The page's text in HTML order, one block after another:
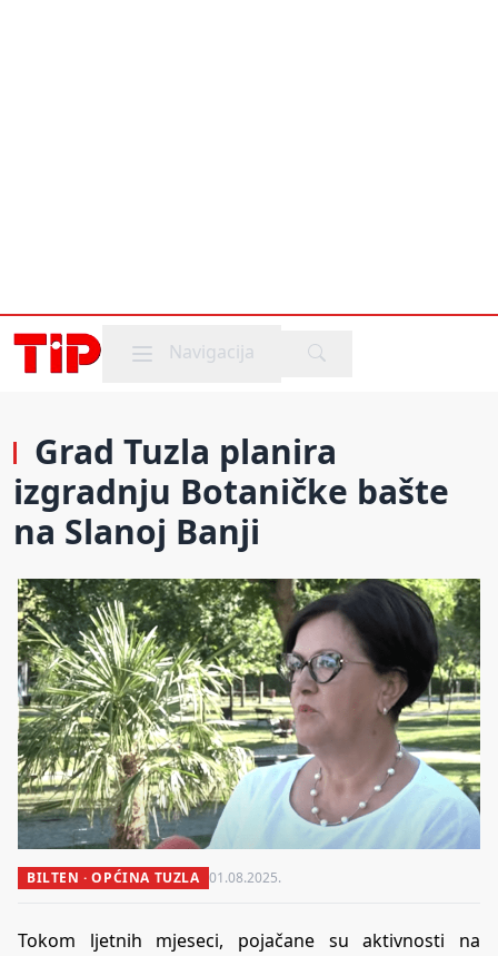
Mobile menu
Navigacija
Grad Tuzla planira
izgradnju Botaničke bašte
na Slanoj Banji
BILTEN · OPĆINA TUZLA 01.08.2025.
Tokom ljetnih mjeseci, pojačane su aktivnosti na